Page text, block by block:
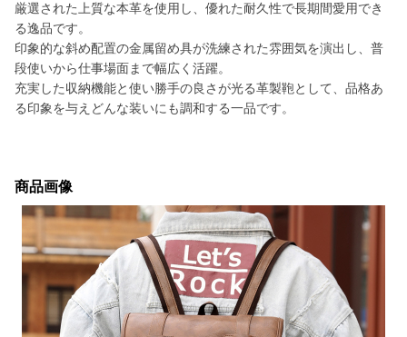
厳選された上質な本革を使用し、優れた耐久性で長期間愛用でき
る逸品です。
印象的な斜め配置の金属留め具が洗練された雰囲気を演出し、普
段使いから仕事場面まで幅広く活躍。
充実した収納機能と使い勝手の良さが光る革製鞄として、品格あ
る印象を与えどんな装いにも調和する一品です。
商品画像